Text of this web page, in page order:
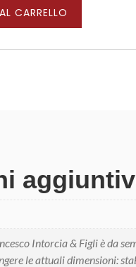
CARRELLO
Intorcia & Figli è da
le attuali dimensioni: